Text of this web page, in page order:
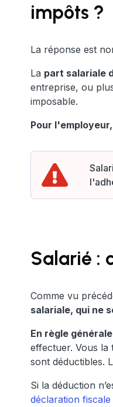
impôts ?
La réponse est
La part salariale
entreprise, ou
imposable.
Pour
Salarié :
Comme vu
salariale, qui ne
En règle
effectuer. Vous la
sont déductibles.
Si la déduction
déclaration fiscale